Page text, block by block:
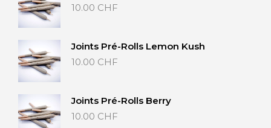
10.00 CHF
Joints Pré-Rolls Lemon Kush
10.00 CHF
Joints Pré-Rolls Berry
10.00 CHF